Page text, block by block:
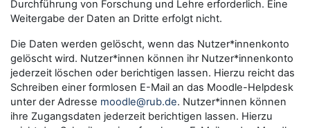
Durchführung von Forschung und Lehre erforderlich. Eine
Weitergabe der Daten an Dritte erfolgt nicht.
Die Daten werden gelöscht, wenn das Nutzer*innenkonto
gelöscht wird. Nutzer*innen können ihr Nutzer*innenkonto
jederzeit löschen oder berichtigen lassen. Hierzu reicht das
Schreiben einer formlosen E-Mail an das Moodle-Helpdesk
unter der Adresse moodle@rub.de. Nutzer*innen können
ihre Zugangsdaten jederzeit berichtigen lassen. Hierzu